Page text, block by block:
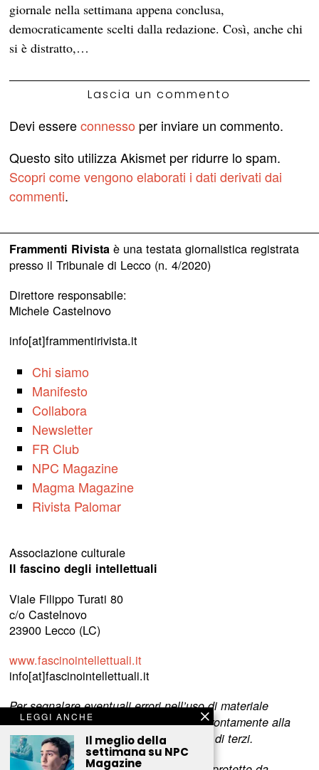
giornale nella settimana appena conclusa,
democraticamente scelti dalla redazione. Così, anche chi
si è distratto,…
Lascia un commento
Devi essereconnesso per inviare un commento.
Questo sito utilizza Akismet per ridurre lo spam.
Scopri come vengono elaborati i dati derivati dai
commenti.
Frammenti Rivistaè una testata giornalistica registrata
presso il Tribunale di Lecco (n. 4/2020)
Direttore responsabile:
Michele Castelnovo
info[at]frammentirivista.it
Chi siamo
Manifesto
Collabora
Newsletter
FR Club
NPC Magazine
Magma Magazine
Rivista Palomar
Associazione culturale
Il fascino degli intellettuali
Viale Filippo Turati 80
c/o Castelnovo
23900 Lecco (LC)
www.fascinointellettuali.it
info[at]fascinointellettuali.it
Per segnalare eventuali errori nell’uso di materiale
riservato,scriveteci e provvederemo prontamente alla
rimozione del materiale lesivo dei diritti di terzi.
LEGGI ANCHE
Il meglio della
settimana su NPC
Magazine